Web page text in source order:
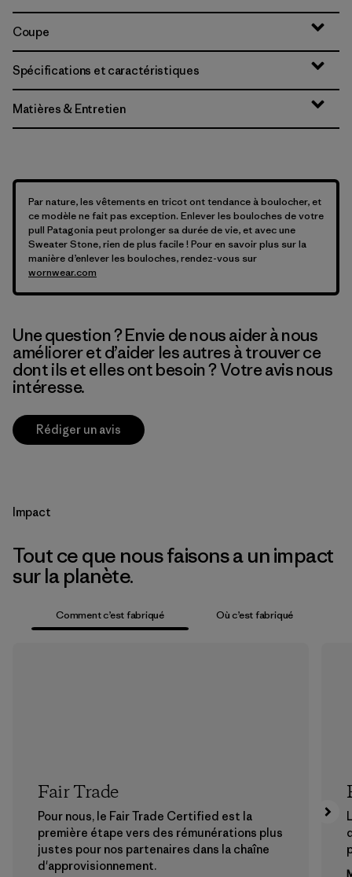
Coupe
Spécifications et caractéristiques
Matières & Entretien
Par nature, les vêtements en tricot ont tendance à boulocher, et
ce modèle ne fait pas exception. Enlever les bouloches de votre
pull Patagonia peut prolonger sa durée de vie, et avec une
Sweater Stone, rien de plus facile ! Pour en savoir plus sur la
manière d’enlever les bouloches, rendez-vous sur
wornwear.com
Une question ? Envie de nous aider à nous
améliorer et d’aider les autres à trouver ce
dont ils et elles ont besoin ? Votre avis nous
intéresse.
Rédiger un avis
Impact
Tout ce que nous faisons a un impact
sur la planète.
Comment c’est fabriqué Où c’est fabriqué
Fair Trade
Pour nous, le Fair Trade Certified est la
première étape vers des rémunérations plus
justes pour nos partenaires dans la chaîne
d'approvisionnement.